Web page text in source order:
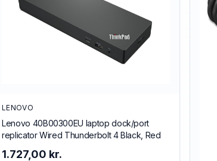
LENOVO
Lenovo 40B00300EU laptop dock/port
replicator Wired Thunderbolt 4 Black, Red
1.727,00 kr.